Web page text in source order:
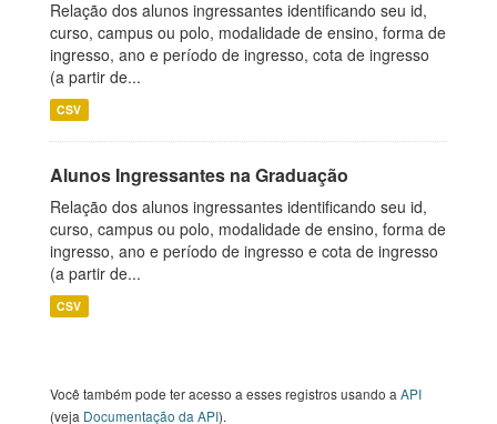
Relação dos alunos ingressantes identificando seu id,
curso, campus ou polo, modalidade de ensino, forma de
ingresso, ano e período de ingresso, cota de ingresso
(a partir de...
CSV
Alunos Ingressantes na Graduação
Relação dos alunos ingressantes identificando seu id,
curso, campus ou polo, modalidade de ensino, forma de
ingresso, ano e período de ingresso e cota de ingresso
(a partir de...
CSV
Você também pode ter acesso a esses registros usando a API
(veja Documentação da API).